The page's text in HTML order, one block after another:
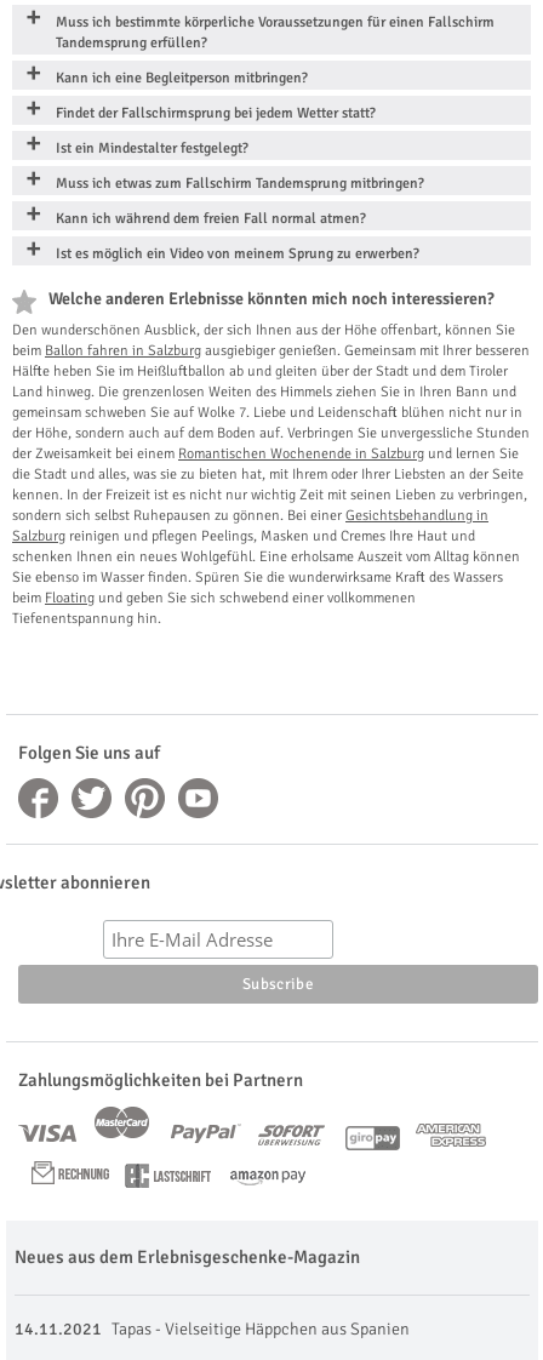
Muss ich bestimmte körperliche Voraussetzungen für einen Fallschirm
Tandemsprung erfüllen?
Kann ich eine Begleitperson mitbringen?
Findet der Fallschirmsprung bei jedem Wetter statt?
Ist ein Mindestalter festgelegt?
Muss ich etwas zum Fallschirm Tandemsprung mitbringen?
Kann ich während dem freien Fall normal atmen?
Ist es möglich ein Video von meinem Sprung zu erwerben?
Welche anderen Erlebnisse könnten mich noch interessieren?
Den wunderschönen Ausblick, der sich Ihnen aus der Höhe offenbart, können Sie
beim Ballon fahren in Salzburg ausgiebiger genießen. Gemeinsam mit Ihrer besseren
Hälfte heben Sie im Heißluftballon ab und gleiten über der Stadt und dem Tiroler
Land hinweg. Die grenzenlosen Weiten des Himmels ziehen Sie in Ihren Bann und
gemeinsam schweben Sie auf Wolke 7. Liebe und Leidenschaft blühen nicht nur in
der Höhe, sondern auch auf dem Boden auf. Verbringen Sie unvergessliche Stunden
der Zweisamkeit bei einem Romantischen Wochenende in Salzburg und lernen Sie
die Stadt und alles, was sie zu bieten hat, mit Ihrem oder Ihrer Liebsten an der Seite
kennen. In der Freizeit ist es nicht nur wichtig Zeit mit seinen Lieben zu verbringen,
sondern sich selbst Ruhepausen zu gönnen. Bei einer Gesichtsbehandlung in
Salzburg reinigen und pflegen Peelings, Masken und Cremes Ihre Haut und
schenken Ihnen ein neues Wohlgefühl. Eine erholsame Auszeit vom Alltag können
Sie ebenso im Wasser finden. Spüren Sie die wunderwirksame Kraft des Wassers
beim Floating und geben Sie sich schwebend einer vollkommenen
Tiefenentspannung hin.
Folgen Sie uns auf
abonnieren
Zahlungsmöglichkeiten bei Partnern
Neues aus dem Erlebnisgeschenke-Magazin
14.11.2021 Tapas - Vielseitige Häppchen aus Spanien